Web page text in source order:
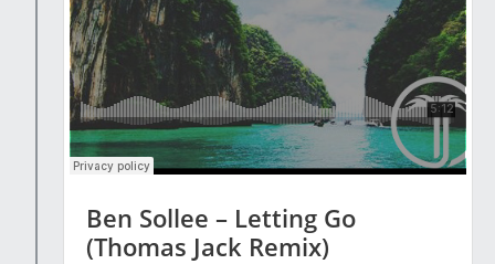
Ben Sollee – Letting Go
(Thomas Jack Remix)